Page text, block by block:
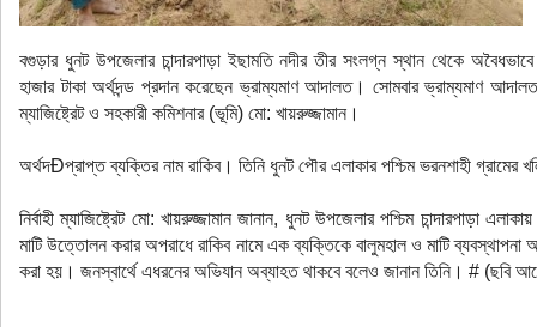
বগুড়ার ধুনট উপজেলার চান্দারপাড়া ইছামতি নদীর তীর সংলগ্ন স্থান থেকে
হাজার টাকা অর্থদন্ড প্রদান করেছেন ভ্রাম্যমাণ আদালত। সোমবার ভ্রাম্যমাণ আদালত
ম্যাজিষ্ট্রেট ও সহকারী কমিশনার (ভূমি) মো: খায়রুজ্জামান।
অর্থদÐপ্রাপ্ত ব্যক্তির নাম রাকিব। তিনি ধুনট পৌর এলাকার পশ্চিম ভরনশাহী গ্রামের
নির্বাহী ম্যাজিষ্ট্রেট মো: খায়রুজ্জামান জানান, ধুনট উপজেলার পশ্চিম চান্দারপাড়া
মাটি উত্তোলন করার অপরাধে রাকিব নামে এক ব্যক্তিকে বালুমহাল ও মাটি
করা হয়। জনস্বার্থে এধরনের অভিযান অব্যাহত থাকবে বলেও জানান তিনি। # (ছবি